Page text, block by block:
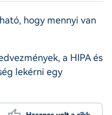
hogy mennyi van
a HIPA és
lekérni egy